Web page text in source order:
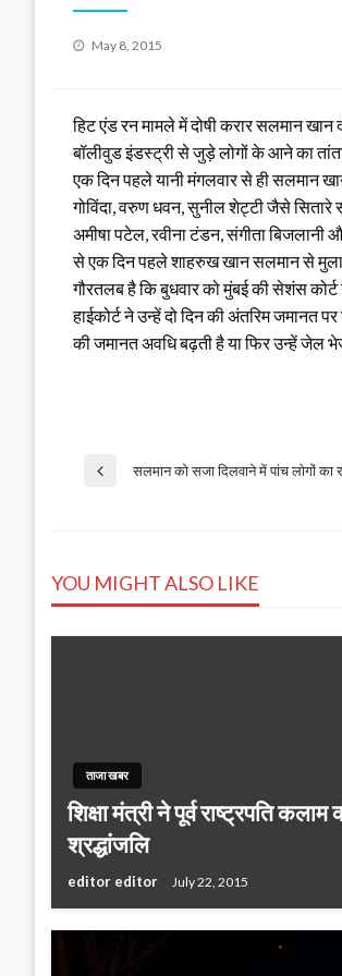
Posted
May 8, 2015
हिट एंड रन मामले में दोषी करार सलमान
बॉलीवुड इंडस्ट्री से जुड़े लोगों के आने का
एक दिन पहले यानी मंगलवार से ही सलमान
गोविंदा, वरुण धवन, सुनील शेट्टी जैसे सितारे
अमीषा पटेल, रवीना टंडन, संगीता
से एक दिन पहले शाहरुख खान सलमान से
गौरतलब है कि बुधवार को मुंबई की सेशंस
हाईकोर्ट ने उन्हें दो दिन की अंतरिम जमानत
की जमानत अवधि बढ़ती है या फिर उन्हें जेल
Post
Previous
सलमान को सजा दिलवाने में पांच लोगों का
YOU MIGHT ALSO LIKE
ताजा खबर
शिक्षा मंत्री ने पूर्व राष्ट्रपति कलाम
श्रद्धांजलि
editor editor July 22, 2015